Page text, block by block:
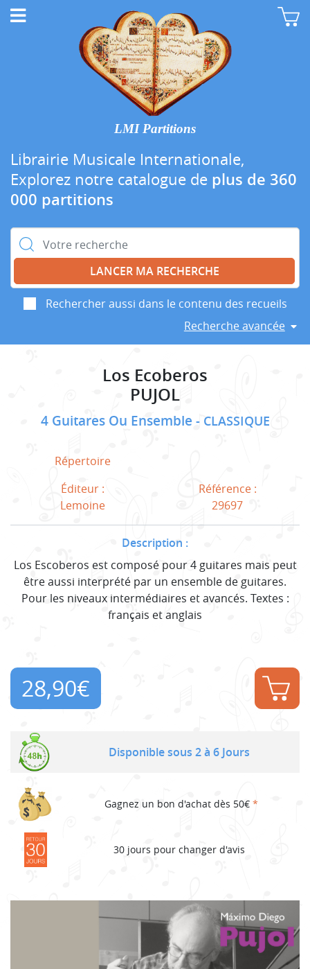
LMI Partitions
Librairie Musicale Internationale,
Explorez notre catalogue de plus de 360
000 partitions
Rechercher :
Rechercher aussi dans le contenu des recueils
Recherche avancée
Los Ecoberos
PUJOL
4 Guitares Ou Ensemble CLASSIQUE
Répertoire
Éditeur :
Lemoine
Référence :
29697
Description :
Los Escoberos est composé pour 4 guitares mais peut
être aussi interprété par un ensemble de guitares.
Pour les niveaux intermédiaires et avancés. Textes :
français et anglais
28,90€
Disponible sous 2 à 6 Jours
Gagnez un bon d'achat dès 50€ *
30 jours pour changer d'avis